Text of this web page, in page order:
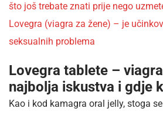
što još trebate znati prije nego
Lovegra (viagra za žene) – je
seksualnih problema
Lovegra tablete –
najbolja iskustva i gdje
Kao i kod kamagra oral jelly, stoga